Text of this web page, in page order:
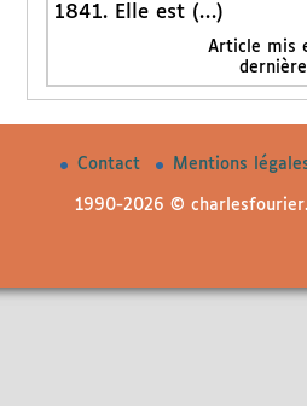
1841. Elle est (…)
Article mis
Contact Mentions
1990-2026 ©